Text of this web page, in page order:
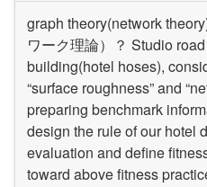
graph theory(network
ワーク理論）？ Studio
building(hotel hoses),
“surface roughness” and
preparing benchmark
design the rule of our hotel
evaluation and define
toward above fitness